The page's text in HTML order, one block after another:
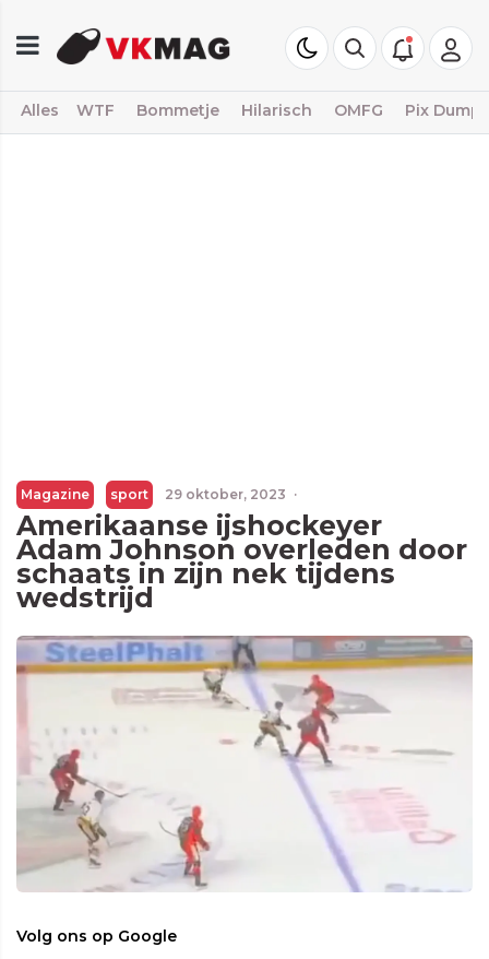
Alles WTF Bommetje Hilarisch OMFG Pix Dump
Magazine sport 29 oktober, 2023 ·
Amerikaanse ijshockeyer
Adam Johnson overleden door
schaats in zijn nek tijdens
wedstrijd
Volg ons op Google